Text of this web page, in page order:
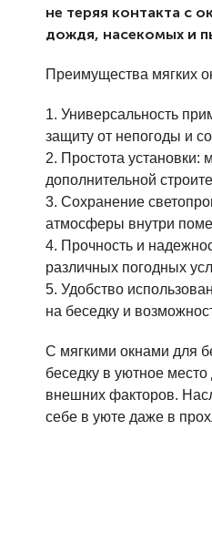
не теряя контакта с
дождя, насекомых и
Преимущества мягких
1. Универсальность
защиту от непогоды и
2. Простота установки:
дополнительной
3. Сохранение
атмосферы внутри
4. Прочность и
различных погодных
5. Удобство
на беседку и
С мягкими окнами для
беседку в уютное
внешних факторов.
себе в уюте даже в